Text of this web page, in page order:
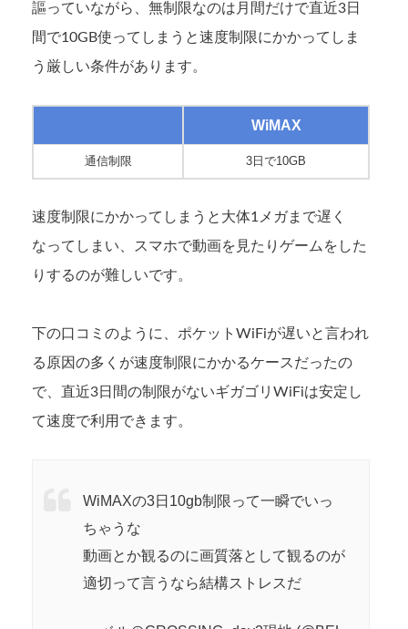
謳っていながら、無制限なのは月間だけで直近3日
間で10GB使ってしまうと速度制限にかかってしま
う厳しい条件があります。
WiMAX
通信制限 3日で10GB
速度制限にかかってしまうと大体1メガまで遅く
なってしまい、スマホで動画を見たりゲームをした
りするのが難しいです。
下の口コミのように、ポケットWiFiが遅いと言われ
る原因の多くが速度制限にかかるケースだったの
で、直近3日間の制限がないギガゴリWiFiは安定し
て速度で利用できます。
WiMAXの3日10gb制限って一瞬でいっ
ちゃうな
動画とか観るのに画質落として観るのが
適切って言うなら結構ストレスだ